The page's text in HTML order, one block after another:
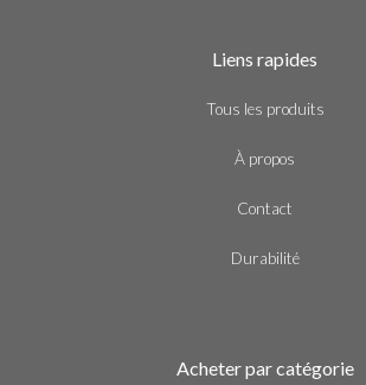
Liens rapides
Tous les produits
À propos
Contact
Durabilité
Acheter par catégorie